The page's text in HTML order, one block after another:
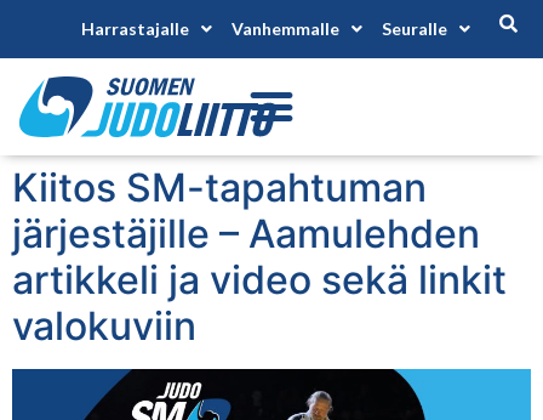
Harrastajalle Vanhemmalle Seuralle
Kiitos SM-tapahtuman
järjestäjille – Aamulehden
artikkeli ja video sekä linkit
valokuviin